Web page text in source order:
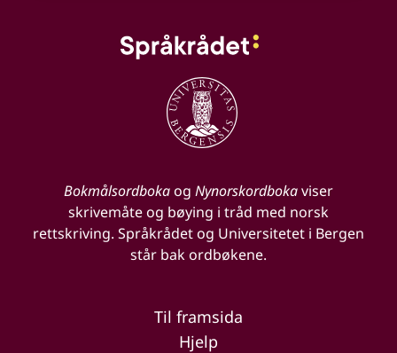
Bokmålsordbokaog Nynorskordbokaviser
skrivemåte og bøying i tråd med norsk
rettskriving. Språkrådet og Universitetet i Bergen
står bak ordbøkene.
Til framsida
Hjelp